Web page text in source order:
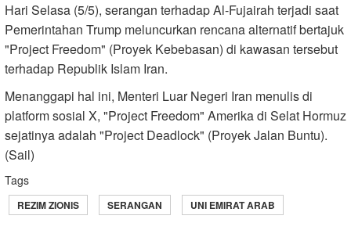
Hari Selasa (5/5), serangan terhadap Al-Fujairah terjadi saat
Pemerintahan Trump meluncurkan rencana alternatif bertajuk
"Project Freedom" (Proyek Kebebasan) di kawasan tersebut
terhadap Republik Islam Iran.
Menanggapi hal ini, Menteri Luar Negeri Iran menulis di
platform sosial X, "Project Freedom" Amerika di Selat Hormuz
sejatinya adalah "Project Deadlock" (Proyek Jalan Buntu).
(Sail)
Tags
REZIM ZIONIS SERANGAN UNI EMIRAT ARAB